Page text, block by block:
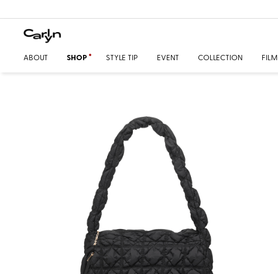
ABOUT SHOP STYLE TIP EVENT COLLECTION FILM